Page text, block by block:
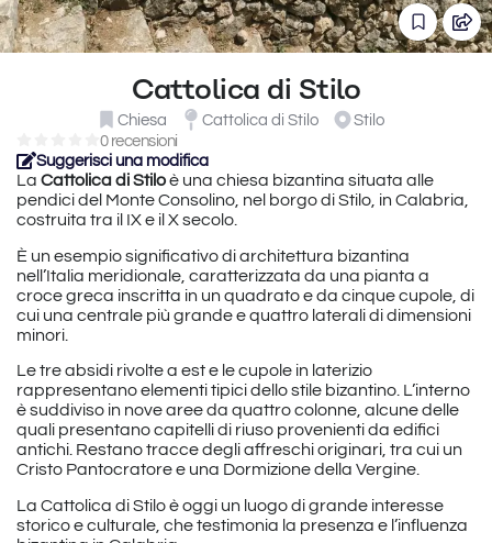
Cattolica di Stilo
Chiesa Cattolica di Stilo
Stilo
0 recensioni
Suggerisci una modifica
La Cattolica di Stiloè una chiesa bizantina situata alle
pendici del Monte Consolino, nel borgo di Stilo, in Calabria,
costruita tra il IX e il X secolo.
È un esempio significativo di architettura bizantina
nell’Italia meridionale, caratterizzata da una pianta a
croce greca inscritta in un quadrato e da cinque cupole, di
cui una centrale più grande e quattro laterali di dimensioni
minori.
Le tre absidi rivolte a est e le cupole in laterizio
rappresentano elementi tipici dello stile bizantino. L’interno
è suddiviso in nove aree da quattro colonne, alcune delle
quali presentano capitelli di riuso provenienti da edifici
antichi. Restano tracce degli affreschi originari, tra cui un
Cristo Pantocratore e una Dormizione della Vergine.
La Cattolica di Stilo è oggi un luogo di grande interesse
storico e culturale, che testimonia la presenza e l’influenza